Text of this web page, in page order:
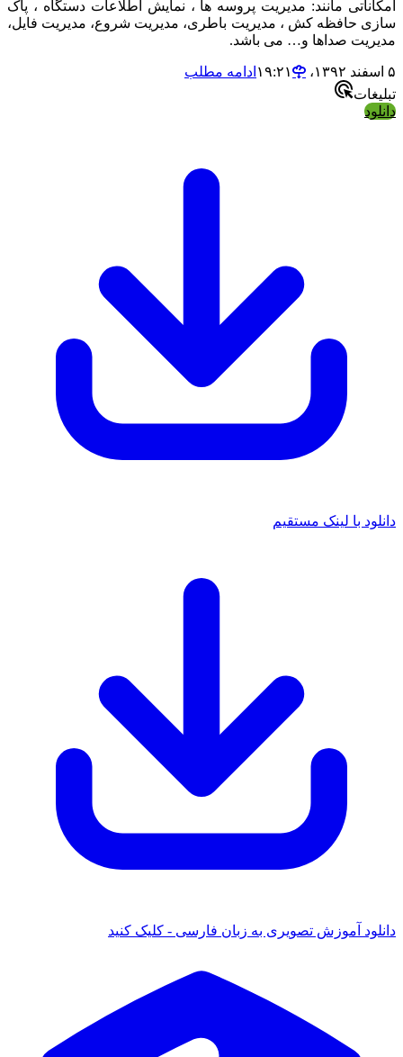
مانند: مدیریت پروسه ها ، نمایش اطلاعات دستگاه ، پاک
حافظه کش ، مدیریت باطری، مدیریت شروع، مدیریت فایل،
صداها و… می باشد.
ادامه مطلب
با لینک مستقیم
آموزش تصویری به زبان فارسی - کلیک کنید